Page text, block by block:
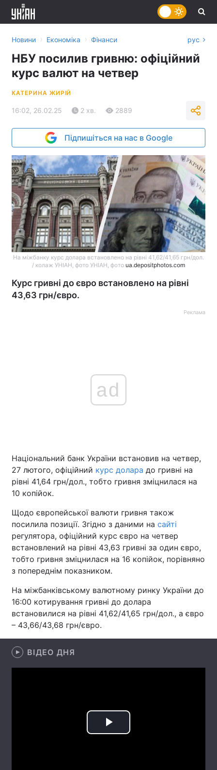
Головна Війна
Україна
Економіка Світ
Спорт Наука
Техно і зв'язок Лайт
Здоров'я Туризм
Цікавинки
Екологія
Лонгріди
Новини › Економіка › Фінанси рус
НБУ посилив гривню: офіційний
курс валют на четвер
КАТЕРИНА ЖИРІЙ
16:02, 26.02.25 2 хв. 2889
Підпишіться на нас в Google
На міжбанку курс долара встановлено на рівні 41,62/41,65 грн/дол.
/ колаж УНІАН, фото УНІАН, фото ua.depositphotos.com
Курс гривні до євро встановлено на рівні
43,63 грн/євро.
Реклама
ad
Національний банк України встановив на четвер,
27 лютого, офіційний курс долара до гривні на
рівні 41,64 грн/дол., тобто гривня зміцнилася на
10 копійок.
Щодо європейської валюти гривня також
посилила позиції. Згідно з даними на сайті
регулятора, офіційний курс євро на четвер
встановлений на рівні 43,63 гривні за один євро,
тобто гривня зміцнилася на 16 копійок, порівняно
з попереднім показником.
На міжбанківському валютному ринку України до
16:00 котирування гривні до долара
встановилися на рівні 41,62/41,65 грн/дол., а євро
– 43,66/43,68 грн/євро.
ВІДЕО ДНЯ
Play